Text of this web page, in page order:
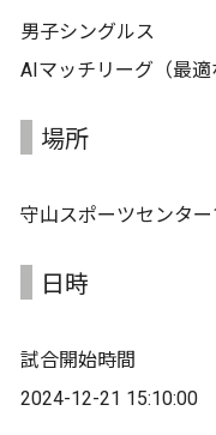
男子シングルス
AIマッチリーグ（最適
場所
守山スポーツセンタ
日時
試合開始時間
2024-12-21 15:10:00